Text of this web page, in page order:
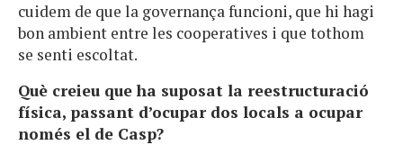
cuidem de que la governança funcioni, que hi hagi
bon ambient entre les cooperatives i que tothom
se senti escoltat.
Què creieu que ha suposat la reestructuració
física, passant d’ocupar dos locals a ocupar
només el de Casp?